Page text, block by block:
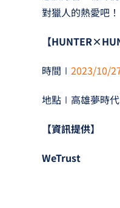
對獵人的熱愛吧！
【
時間∣ 2023/10/
地點∣高雄夢時
【資訊提供】
WeTrust